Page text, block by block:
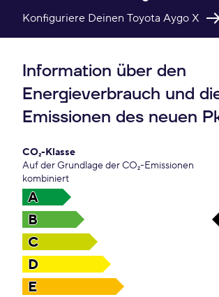
Konfiguriere Deinen Toyota Aygo X
Information über den
Energieverbrauch und
Emissionen des neuen
CO₂-Klasse
Auf der Grundlage der CO₂-Emissionen
kombiniert
A
B
C
D
E